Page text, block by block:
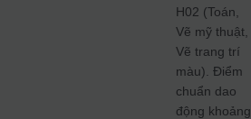
H02 (Toán,
Vẽ mỹ thuật,
Vẽ trang trí
màu). Điểm
chuẩn dao
động khoảng